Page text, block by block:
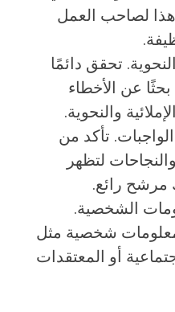
لصاحب العمل
تحقق دائمًا
عن الأخطاء
والنحوية.
تأكد من
لتظهر
مرشح رائع.
الشخصية.
شخصية مثل
أو المعتقدات